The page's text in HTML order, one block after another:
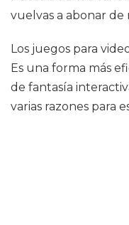
vuelvas a abonar de
Los juegos para
Es una forma más
de fantasía
varias razones para